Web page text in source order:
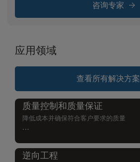
咨询专家
应用领域
查看所有解决方案
质量控制和质量保证
降低成本并确保符合客户要求的质量
逆向工程